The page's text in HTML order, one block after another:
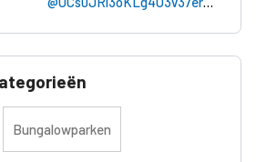
Bungalowparken